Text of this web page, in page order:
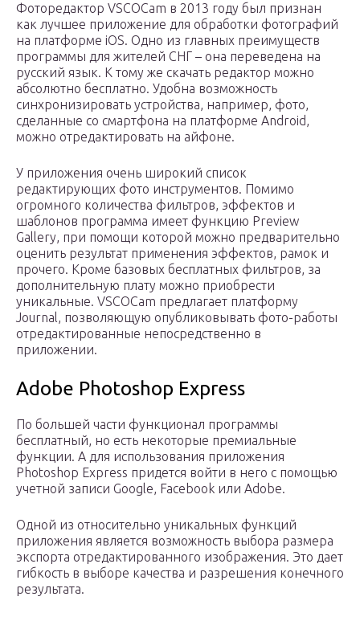
Фоторедактор VSCOCam в 2013 году был признан
как лучшее приложение для обработки фотографий
на платформе iOS. Одно из главных преимуществ
программы для жителей СНГ – она переведена на
русский язык. К тому же скачать редактор можно
абсолютно бесплатно. Удобна возможность
синхронизировать устройства, например, фото,
сделанные со смартфона на платформе Android,
можно отредактировать на айфоне.
У приложения очень широкий список
редактирующих фото инструментов. Помимо
огромного количества фильтров, эффектов и
шаблонов программа имеет функцию Preview
Gallery, при помощи которой можно предварительно
оценить результат применения эффектов, рамок и
прочего. Кроме базовых бесплатных фильтров, за
дополнительную плату можно приобрести
уникальные. VSCOCam предлагает платформу
Journal, позволяющую опубликовывать фото-работы
отредактированные непосредственно в
приложении.
Adobe Photoshop Express
По большей части функционал программы
бесплатный, но есть некоторые премиальные
функции. А для использования приложения
Photoshop Express придется войти в него с помощью
учетной записи Google, Facebook или Adobe.
Одной из относительно уникальных функций
приложения является возможность выбора размера
экспорта отредактированного изображения. Это дает
гибкость в выборе качества и разрешения конечного
результата.